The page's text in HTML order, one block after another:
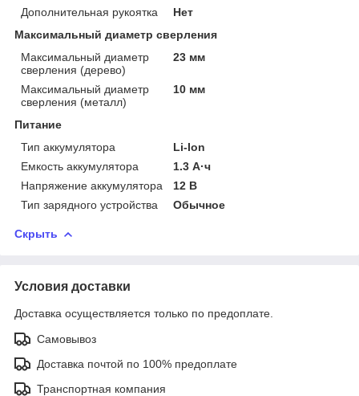
Дополнительная рукоятка
Нет
Максимальный диаметр сверления
Максимальный диаметр
сверления (дерево)
23 мм
Максимальный диаметр
сверления (металл)
10 мм
Питание
Тип аккумулятора
Li-Ion
Емкость аккумулятора
1.3 А·ч
Напряжение аккумулятора
12 В
Тип зарядного устройства
Обычное
Скрыть
Условия доставки
Доставка осуществляется только по предоплате.
Самовывоз
Доставка почтой по 100% предоплате
Транспортная компания